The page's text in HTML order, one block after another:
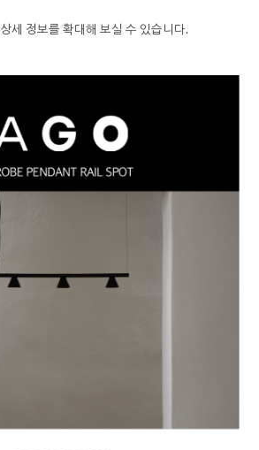
상세 정보를 확대해 보실 수 있습니다.